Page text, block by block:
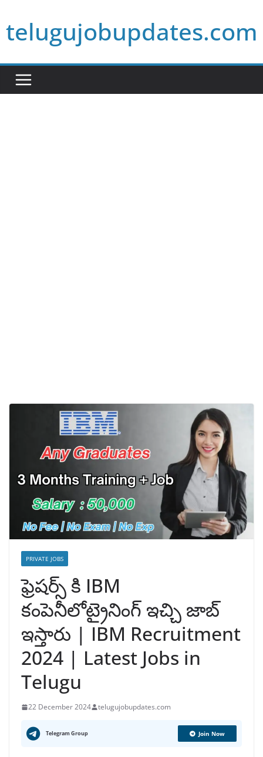
to
content
telugujobupdates.com
PRIVATE JOBS
ఫ్రెషర్స్ కి IBM
కంపెనీలోట్రైనింగ్ ఇచ్చి జాబ్
ఇస్తారు | IBM Recruitment
2024 | Latest Jobs in
Telugu
22 December 2024 telugujobupdates.com
Telegram Group Join Now